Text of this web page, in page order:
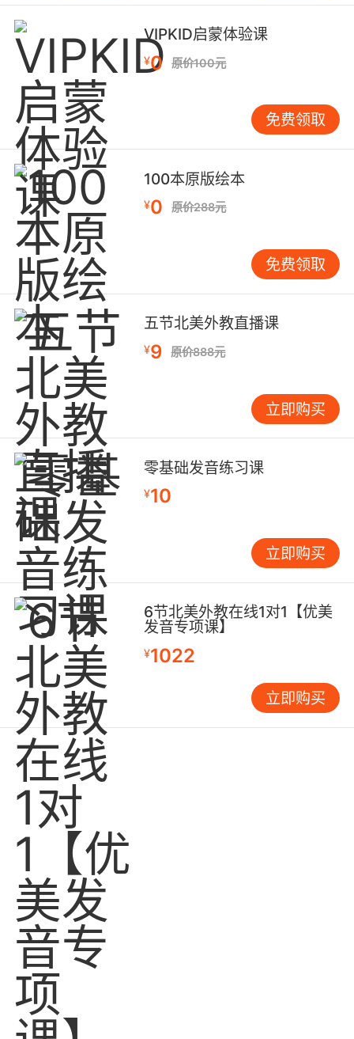
是发现了另外的一个世界，我对一切都很好奇，
我努力去记住我看到的每一处风景，每一张脸
孔，以及经历的每一份感受。
戈壁之行让我认识了自己
。去之前，我的自
我认知是自卑胆小温和平淡不爱思考依赖性强。
去了戈壁，我发现原来我也可以是女汉子；我也
富有激情和勇气；我会思考我能独立的解决问
题……回来之后，我丢掉韩剧捡起了罗辑思维；
我跟同事谈理想谈社会谈创业；我还居然跟老公
解释什么是私人董事会让他大跌眼镜……一趟戈壁
让我从版本1.0
戈壁之行让我理解了创业者
。虽然我老公是
创业者，我陪伴他走过4年的创业生涯，其实我心
底并不理解他为什么要创业。在我看来，稳定的
工作很好啊，收入稳定，心情稳定，还有很多时
间陪伴家人，为什么一定要过那种大起大落的生
活呢？去戈壁之前，老公开玩笑说：“你回来之后
会更好的支持我的工作了。”我笑笑不语，没想到
真被他言中。
玄奘之路就像创业之路，一路上你不知道要
遇到什么样的困难，你会迷失会彷徨，也许没有
了同伴只能孤独前行，
但是只要你有信念，你坚
持下去总能到达目的地
。在戈壁行走的过程中，
我见到了很多优秀的创业者，他们或是奋力拼搏
永争第一，或是坚韧不拔从容淡定，都非常享受
这种行走，享受着创业。当他们谈笑风生说起创
业故事时，我惊异于我强烈的共鸣感。当我居然
也冒出想创业的念头时，我知道我终于理解老公
了。我想有些人可能就是为创业而生的，他们希
望把梦想变为现实，希望主宰自己的生活，希望
对社会有所影响。选择这样的人作为人生伴侣，
其实也是选择了一种生活方式。生活不会平淡，
道路也不会畅通，但是只要内心坚定，今天的不
自由一定会换来明天的自由。
VIPKID启蒙体验课
¥0 原价100元
免费领取
100本原版绘本
¥0 原价288元
免费领取
五节北美外教直播课
¥9 原价888元
立即购买
零基础发音练习课
¥10
立即购买
6节北美外教在线1对1【优美
发音专项课】
¥1022
立即购买